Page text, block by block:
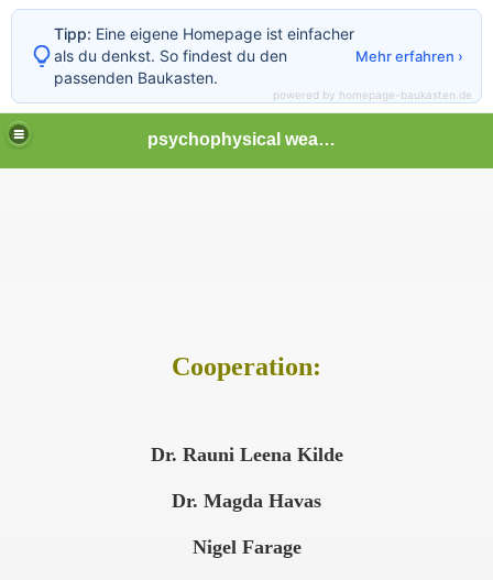
psychophysical weapons and tortures in Europe
Cooperation:
Dr. Rauni Leena Kilde
Dr. Magda Havas
Nigel Farage
Tipp: Eine eigene Homepage ist einfacher
als du denkst. So findest du den
passenden Baukasten.
Mehr erfahren ›
powered by homepage-baukasten.de